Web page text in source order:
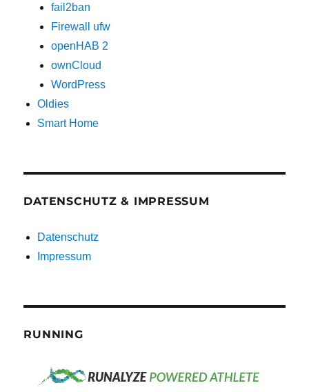
fail2ban
Firewall ufw
openHAB 2
ownCloud
WordPress
Oldies
Smart Home
DATENSCHUTZ & IMPRESSUM
Datenschutz
Impressum
RUNNING